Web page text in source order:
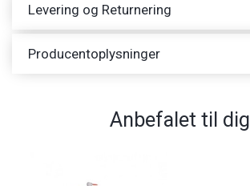
Levering og Returnering
Producentoplysninger
Anbefalet til dig